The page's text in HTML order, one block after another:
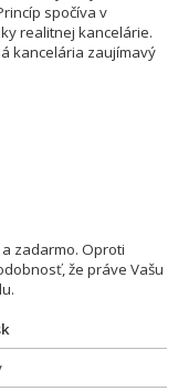
spočíva v
realitnej kancelárie.
kancelária zaujímavý
zadarmo. Oproti
že práve Vašu